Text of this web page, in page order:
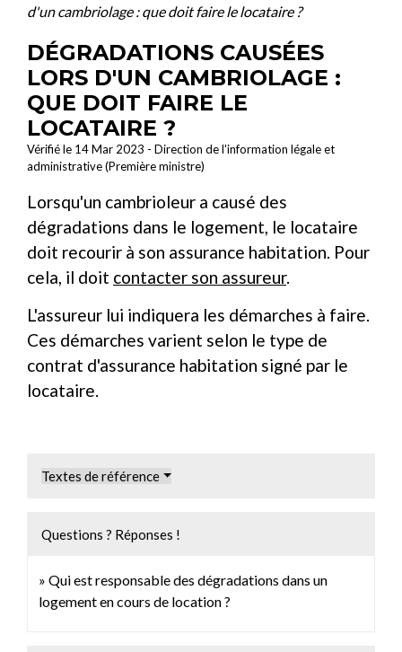
d'un cambriolage : que doit faire le locataire ?
DÉGRADATIONS CAUSÉES
LORS D'UN CAMBRIOLAGE :
QUE DOIT FAIRE LE
LOCATAIRE ?
Vérifié le 14 Mar 2023 - Direction de l'information légale et
administrative (Première ministre)
Lorsqu'un cambrioleur a causé des
dégradations dans le logement, le locataire
doit recourir à son assurance habitation. Pour
cela, il doit contacter son assureur.
L'assureur lui indiquera les démarches à faire.
Ces démarches varient selon le type de
contrat d'assurance habitation signé par le
locataire.
Textes de référence
Questions ? Réponses !
Qui est responsable des dégradations dans un
logement en cours de location ?